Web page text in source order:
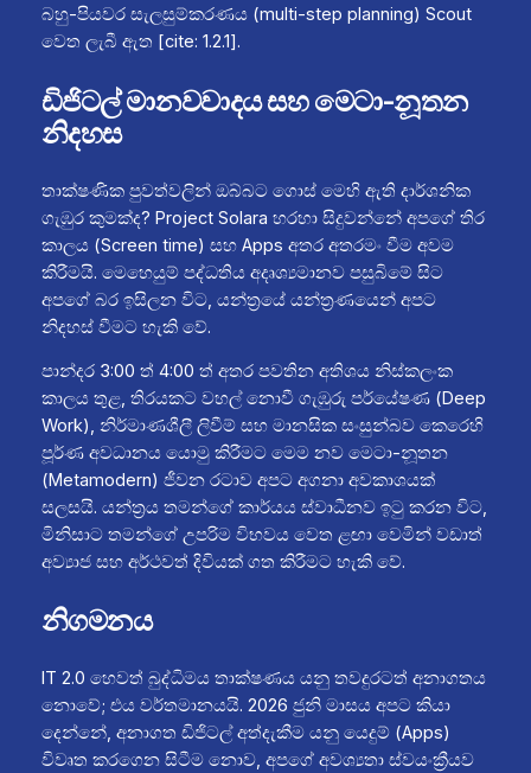
බහු-පියවර සැලසුම්කරණය (multi-step planning) Scout
වෙත ලැබී ඇත [cite: 1.2.1].
ඩිජිටල් මානවවාදය සහ මෙටා-නූතන
නිදහස
තාක්ෂණික පුවත්වලින් ඔබ්බට ගොස් මෙහි ඇති දාර්ශනික
ගැඹුර කුමක්ද? Project Solara හරහා සිදුවන්නේ අපගේ තිර
කාලය (Screen time) සහ Apps අතර අතරමං වීම අවම
කිරීමයි. මෙහෙයුම් පද්ධතිය අදෘශ්‍යමානව පසුබිමේ සිට
අපගේ බර ඉසිලන විට, යන්ත්‍රයේ යන්ත්‍රණයෙන් අපට
නිදහස් වීමට හැකි වේ.
පාන්දර 3:00 ත් 4:00 ත් අතර පවතින අතිශය නිස්කලංක
කාලය තුළ, තිරයකට වහල් නොවී ගැඹුරු පර්යේෂණ (Deep
Work), නිර්මාණශීලී ලිවීම් සහ මානසික සංසුන්බව කෙරෙහි
පූර්ණ අවධානය යොමු කිරීමට මෙම නව මෙටා-නූතන
(Metamodern) ජීවන රටාව අපට අගනා අවකාශයක්
සලසයි. යන්ත්‍රය තමන්ගේ කාර්යය ස්වාධීනව ඉටු කරන විට,
මිනිසාට තමන්ගේ උපරිම විභවය වෙත ළඟා වෙමින් වඩාත්
අව්‍යාජ සහ අර්ථවත් දිවියක් ගත කිරීමට හැකි වේ.
නිගමනය
IT 2.0 හෙවත් බුද්ධිමය තාක්ෂණය යනු තවදුරටත් අනාගතය
නොවේ; එය වර්තමානයයි. 2026 ජුනි මාසය අපට කියා
දෙන්නේ, අනාගත ඩිජිටල් අත්දැකීම යනු යෙදුම් (Apps)
විවෘත කරගෙන සිටීම නොව, අපගේ අවශ්‍යතා ස්වයංක්‍රීයව